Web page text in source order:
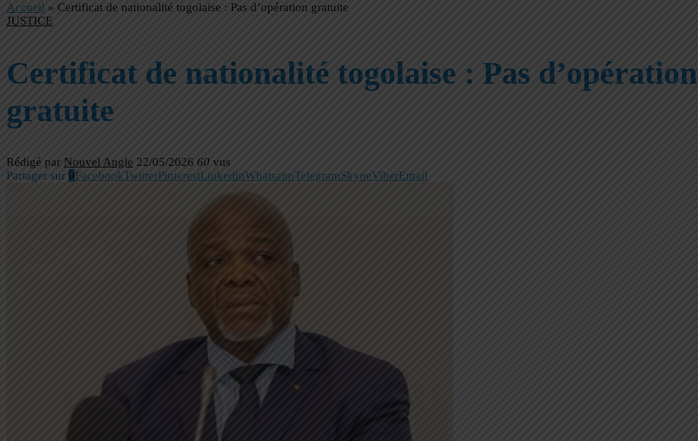
Accueil » Certificat de nationalité togolaise : Pas d’opération gratuite
JUSTICE
Certificat de nationalité togolaise : Pas d’opération
gratuite
Rédigé par Nouvel Angle 22/05/2026 60 vus
Partager sur 0FacebookTwitterPinterestLinkedinWhatsappTelegramSkypeViberEmail